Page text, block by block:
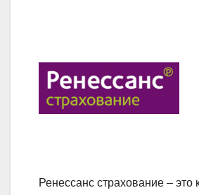
Ренессанс страхование – это